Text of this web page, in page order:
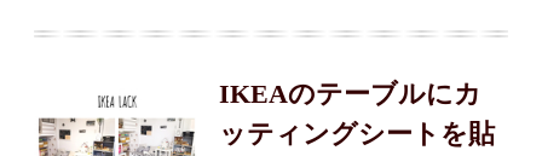
IKEAのテーブルにカ
ッティングシートを貼